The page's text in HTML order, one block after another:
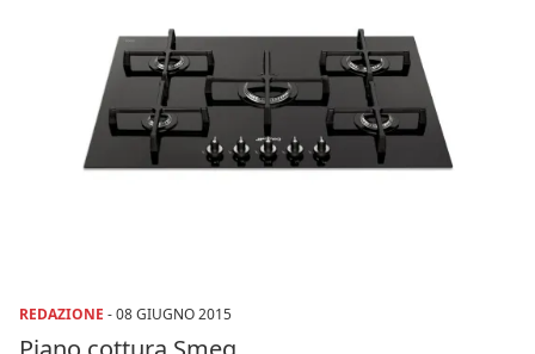
REDAZIONE -08 GIUGNO 2015